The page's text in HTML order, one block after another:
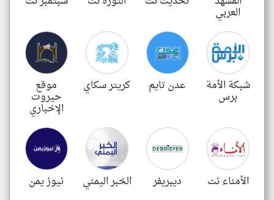
العربي
شبكة الأمة
برس
عدن تايم كريتر سكاي موقع
حيروت
الإخباري
الأمناء نت ديبريفر الخبر اليمني نيوز يمن